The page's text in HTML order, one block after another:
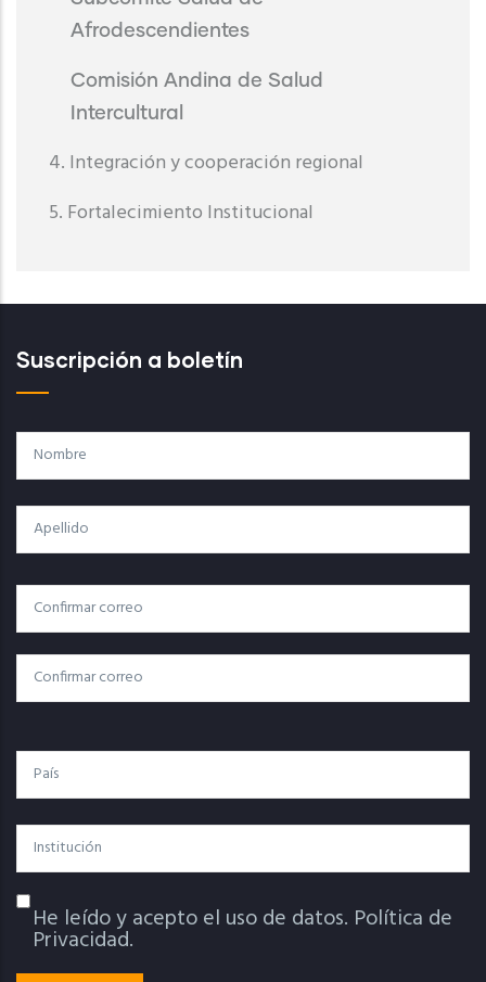
Afrodescendientes
Comisión Andina de Salud
Intercultural
4. Integración y cooperación regional
5. Fortalecimiento Institucional
Suscripción a boletín
Nombre
Apellido
Correo
Electrónico
Correo Electrónico
Confirmar Correo
País
Institución
Política De Privacidad
He leído y acepto el uso de datos. Política de
Privacidad.